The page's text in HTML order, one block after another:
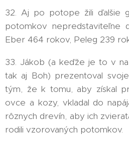
32. Aj po potope žili ďalšie
potomkov nepredstaviteľne
Eber 464 rokov, Peleg 239
33. Jákob (a keďže je to v
tak aj Boh) prezentoval
tým, že k tomu, aby získal
ovce a kozy, vkladal do
rôznych drevín, aby ich
rodili vzorovaných potomkov.